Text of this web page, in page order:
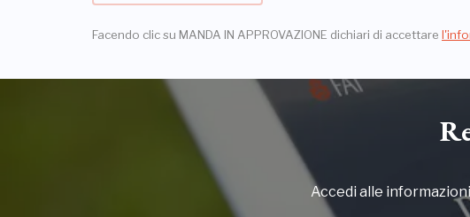
Facendo clic su MANDA IN APPROVAZIONE dichiari di accettare
Accedi alle